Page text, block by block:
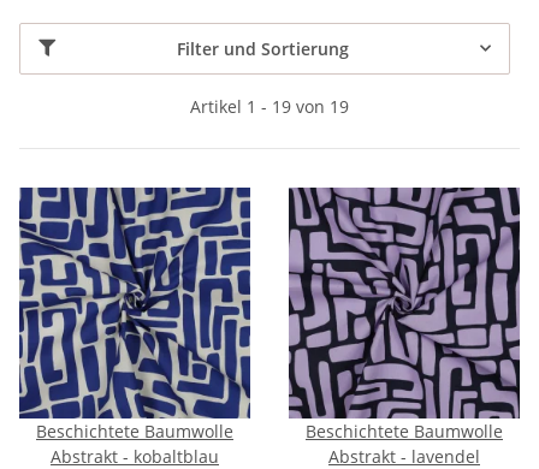
Filter und Sortierung
Artikel 1 - 19 von 19
Beschichtete Baumwolle
Abstrakt - kobaltblau
Beschichtete Baumwolle
Abstrakt - lavendel